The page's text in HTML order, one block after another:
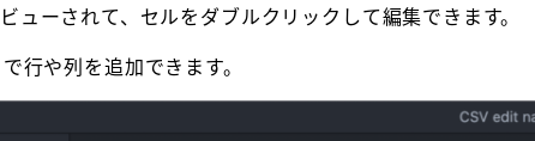
ューされて、セルをダブルクリックして編集できます。
や列を追加できます。